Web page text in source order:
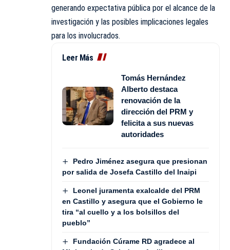
generando expectativa pública por el alcance de la
investigación y las posibles implicaciones legales
para los involucrados.
Leer Más
Tomás Hernández
Alberto destaca
renovación de la
dirección del PRM y
felicita a sus nuevas
autoridades
Pedro Jiménez asegura que presionan
por salida de Josefa Castillo del Inaipi
Leonel juramenta exalcalde del PRM
en Castillo y asegura que el Gobierno le
tira “al cuello y a los bolsillos del
pueblo”
Fundación Cúrame RD agradece al